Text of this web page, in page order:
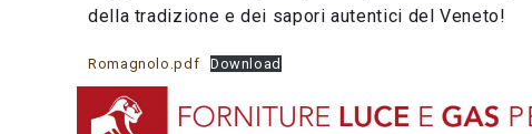
della tradizione e dei sapori autentici del Veneto!
Romagnolo.pdf Download